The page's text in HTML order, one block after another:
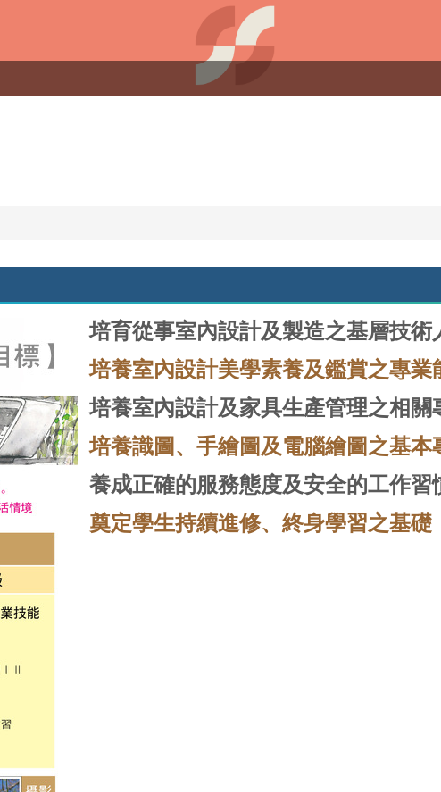
培育從事室內設計及製造之基層技術
培養室內設計美學素養及鑑賞之專業
培養室內設計及家具生產管理之相關
培養識圖、手繪圖及電腦繪圖之基本
養成正確的服務態度及安全的工作習
奠定學生持續進修、終身學習之基礎